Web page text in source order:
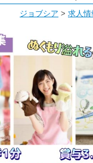
ジョブシア > 求人情